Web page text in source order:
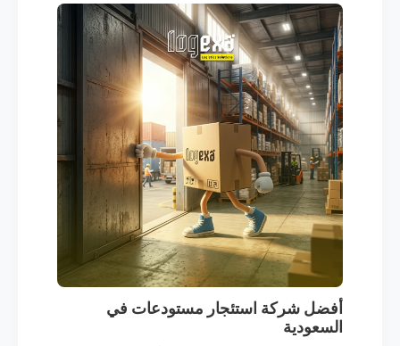
أفضل شركة استئجار مستودعات في
السعودية